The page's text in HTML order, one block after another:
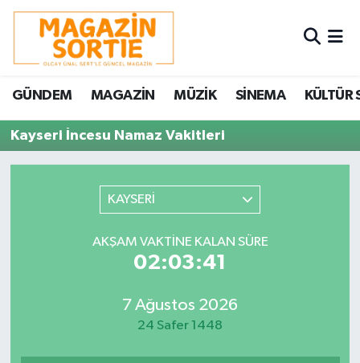
GÜNDEM MAGAZİN MÜZİK SİNEMA KÜLTÜR
Kayseri İncesu Namaz Vakitleri
KAYSERİ
AKŞAM VAKTINE KALAN SÜRE
02:03:41
7 Ağustos 2026
24 Safer 1448
Nöbetçi Eczaneler
Hava Durumu
Trafik Durumu
Süper Lig Puan Durumu ve Fikstür
Son Dakika Haberleri